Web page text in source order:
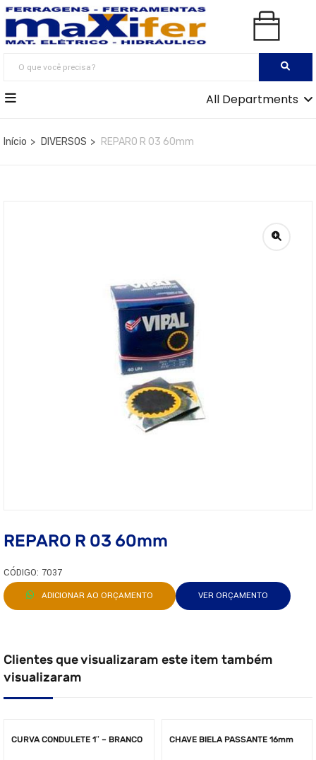
All Departments
Início DIVERSOS REPARO R 03 60mm
REPARO R 03 60mm
CÓDIGO: 7037
ADICIONAR AO ORÇAMENTO VER ORÇAMENTO
Clientes que visualizaram este item também
visualizaram
CURVA CONDULETE 1″ – BRANCO CHAVE BIELA PASSANTE 16mm